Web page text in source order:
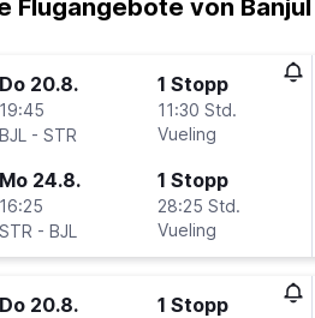
Flugangebote von
Do 20.8.
19:45
BJL - STR
1 Stopp
11:30 Std.
Vueling
Mo 24.8.
16:25
STR - BJL
1 Stopp
28:25 Std.
Vueling
Do 20.8. 1 Stopp